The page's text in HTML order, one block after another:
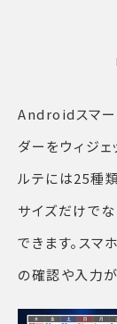
Androidスマー
ダーをウィジェ
ルテには25種
サイズだけで
できます。スマ
の確認や入力が